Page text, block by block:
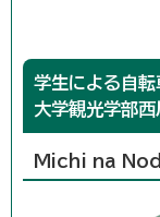
学生による自転
大学観光学部西
Michi na